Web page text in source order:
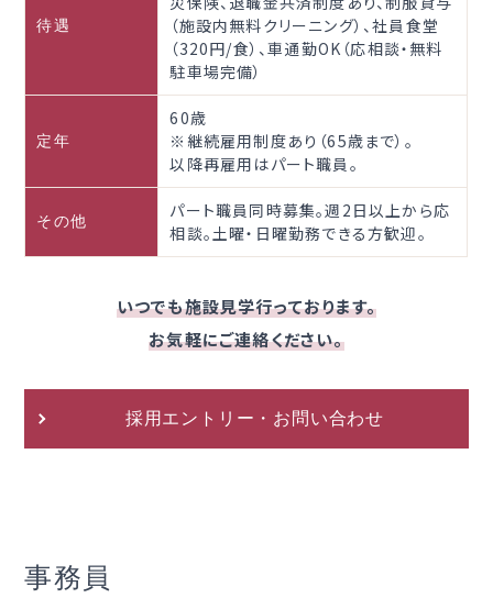
待遇
（施設内無料クリーニング）、社員食堂
（320円/食）、車通勤OK（応相談・無料
駐車場完備）
定年
60歳
※継続雇用制度あり（65歳まで）。
以降再雇用はパート職員。
その他
パート職員同時募集。週2日以上から応
相談。土曜・日曜勤務できる方歓迎。
いつでも施設見学行っております。
お気軽にご連絡ください。
採用エントリー・お問い合わせ
事務員